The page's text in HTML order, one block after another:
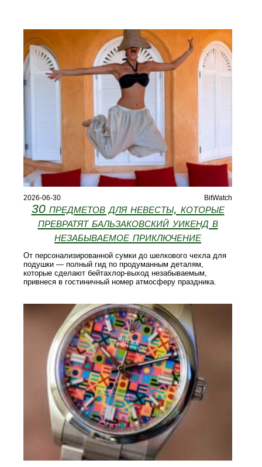
2026-06-30 BitWatch
30 предметов для невесты, которые
превратят бальзаковский уикенд в
незабываемое приключение
От персонализированной сумки до шелкового чехла для
подушки — полный гид по продуманным деталям,
которые сделают бейтахлор-выход незабываемым,
привнеся в гостиничный номер атмосферу праздника.